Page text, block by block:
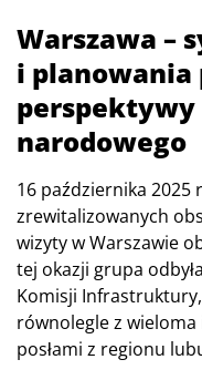
Warszawa –
i planowania
perspektywy
narodowego
16 października 2025
zrewitalizowanych
wizyty w Warszawie
tej okazji grupa
Komisji
równolegle z
posłami z regionu